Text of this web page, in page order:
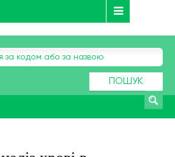
ПОШУК